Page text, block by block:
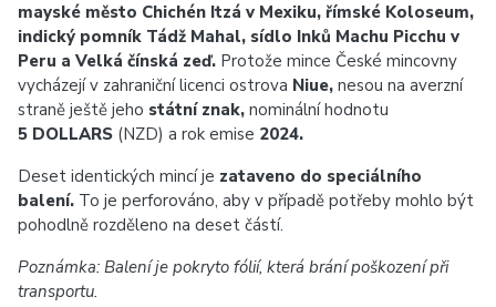
mayské město Chichén Itzá v Mexiku, římské Koloseum,
indický pomník Tádž Mahal, sídlo Inků Machu Picchu v
Peru a Velká čínská zeď. Protože mince České mincovny
vycházejí v zahraniční licenci ostrova Niue, nesou na averzní
straně ještě jeho státní znak, nominální hodnotu
5 DOLLARS (NZD) a rok emise 2024.
Deset identických mincí je zataveno do speciálního
balení. To je perforováno, aby v případě potřeby mohlo být
pohodlně rozděleno na deset částí.
Poznámka: Balení je pokryto fólií, která brání poškození při
transportu.